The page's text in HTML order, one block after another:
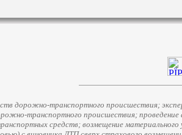
дорожно-транспортного происшествия;
транспортного происшествия;
средств; возмещение